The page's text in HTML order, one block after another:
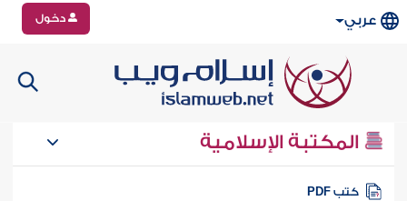
عربي دخول
المكتبة الإسلامية